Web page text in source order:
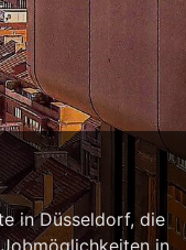
in Düsseldorf, die